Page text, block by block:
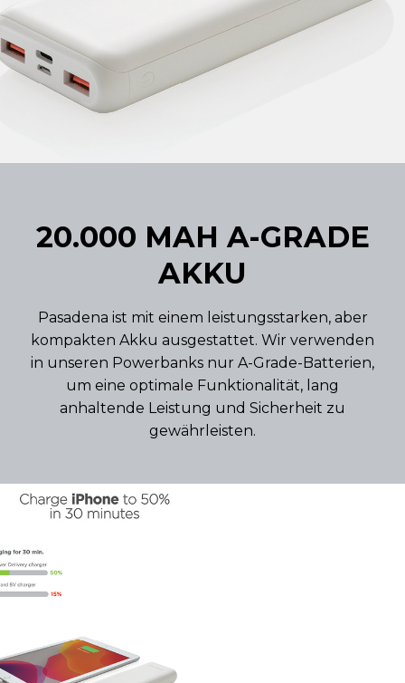
20.000 MAH A-GRADE
AKKU
Pasadena ist mit einem leistungsstarken, aber
kompakten Akku ausgestattet. Wir verwenden
in unseren Powerbanks nur A-Grade-Batterien,
um eine optimale Funktionalität, lang
anhaltende Leistung und Sicherheit zu
gewährleisten.